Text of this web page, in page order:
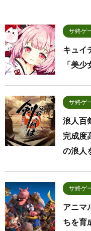
サ終ゲ
キュイ
「美
サ終ゲ
浪人百
完成度
の浪人
サ終ゲ
アニマ
ちを育